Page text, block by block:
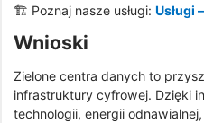
🏗️ Poznaj nasze usługi: Usługi
Wnioski
Zielone centra danych to
infrastruktury cyfrowej. Dzięki
technologii, energii